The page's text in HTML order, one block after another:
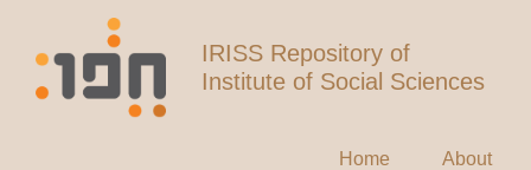
IRISS Repository of
Institute of Social Sciences
Home About